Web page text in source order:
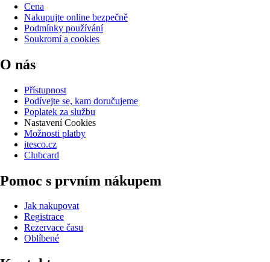
Cena
Nakupujte online bezpečně
Podmínky používání
Soukromí a cookies
O nás
Přístupnost
Podívejte se, kam doručujeme
Poplatek za službu
Nastavení Cookies
Možnosti platby
itesco.cz
Clubcard
Pomoc s prvním nákupem
Jak nakupovat
Registrace
Rezervace času
Oblíbené